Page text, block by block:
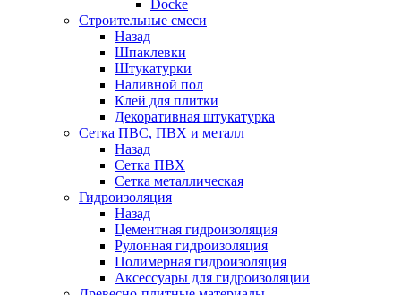
Docke
Строительные смеси
Назад
Шпаклевки
Штукатурки
Наливной пол
Клей для плитки
Декоративная штукатурка
Сетка ПВС, ПВХ и металл
Назад
Сетка ПВХ
Сетка металлическая
Гидроизоляция
Назад
Цементная гидроизоляция
Рулонная гидроизоляция
Полимерная гидроизоляция
Аксессуары для гидроизоляции